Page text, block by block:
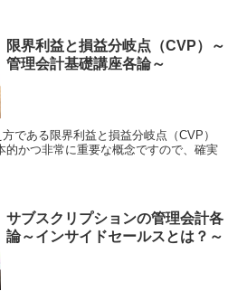
限界利益と損益分岐点（CVP）～
管理会計基礎講座各論～
である限界利益と損益分岐点（CVP）
的かつ非常に重要な概念ですので、確実
サブスクリプションの管理会計各
論～インサイドセールスとは？～